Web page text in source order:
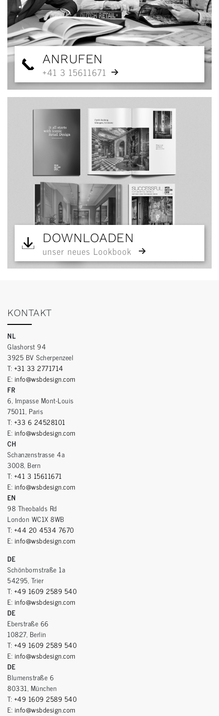
ANRUFEN
+41 3 15611671
DOWNLOADEN
unser neues Lookbook
KONTAKT
NL
Glashorst 94
3925 BV Scherpenzeel
T: +31 33 2771714
E: info@wsbdesign.com
FR
6, Impasse Mont-Louis
75011, Paris
T: +33 6 24528101
E: info@wsbdesign.com
CH
Schanzenstrasse 4a
3008, Bern
T: +41 3 15611671
E: info@wsbdesign.com
EN
98 Theobalds Rd
London WC1X 8WB
T: +44 20 4534 7670
E: info@wsbdesign.com
DE
Schönbornstraße 1a
54295, Trier
T: +49 1609 2589 540
E: info@wsbdesign.com
DE
Eberstraße 66
10827, Berlin
T: +49 1609 2589 540
E: info@wsbdesign.com
DE
Blumenstraße 6
80331, München
T: +49 1609 2589 540
E: info@wsbdesign.com